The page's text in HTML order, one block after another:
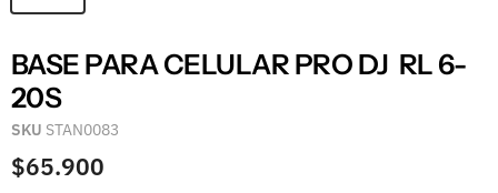
BASE PARA CELULAR PRO DJ RL 6-
20S
SKU STAN0083
$65.900